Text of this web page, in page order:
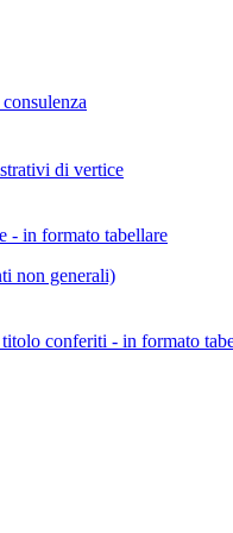
di vertice
- in formato tabellare
non generali)
conferiti - in formato